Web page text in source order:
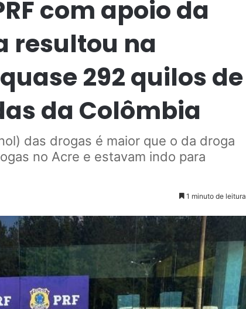
com apoio da
resultou na
292 quilos de
da Colômbia
das drogas é maior que o da droga
no Acre e estavam indo para
1 minuto de leitura